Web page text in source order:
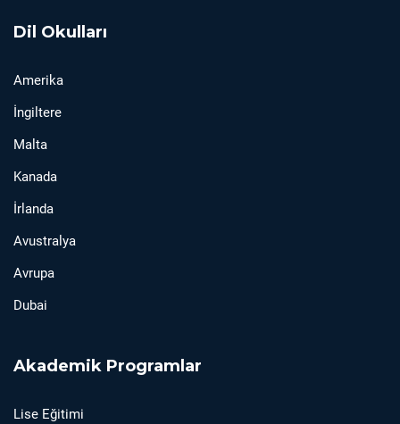
Dil Okulları
Amerika
İngiltere
Malta
Kanada
İrlanda
Avustralya
Avrupa
Dubai
Akademik Programlar
Lise Eğitimi